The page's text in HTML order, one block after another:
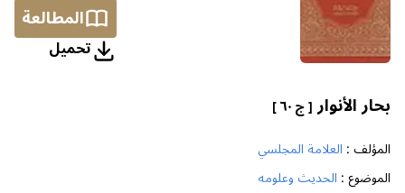
المطالعة
تحمیل
بحار الأنوار[ ج ٦٠ ]
المؤلف : العلامة المجلسي
الموضوع : الحديث وعلومه